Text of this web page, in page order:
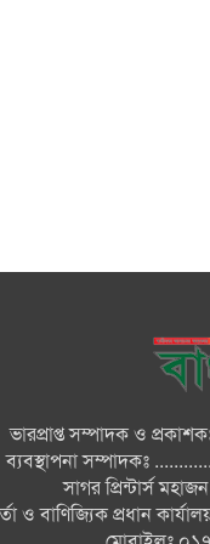
ভারপ্রাপ্ত সম্পাদক ও
ব্যবস্থাপনা সম্পাদকঃ
সাগর প্রিন্টার্স
ও বাণিজ্যিক প্রধান